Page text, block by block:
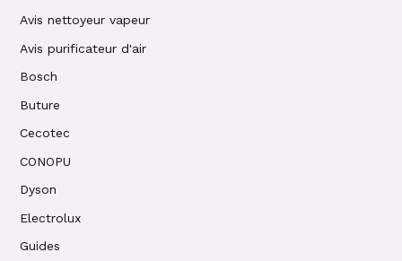
Avis nettoyeur vapeur
Avis purificateur d'air
Bosch
Buture
Cecotec
CONOPU
Dyson
Electrolux
Guides